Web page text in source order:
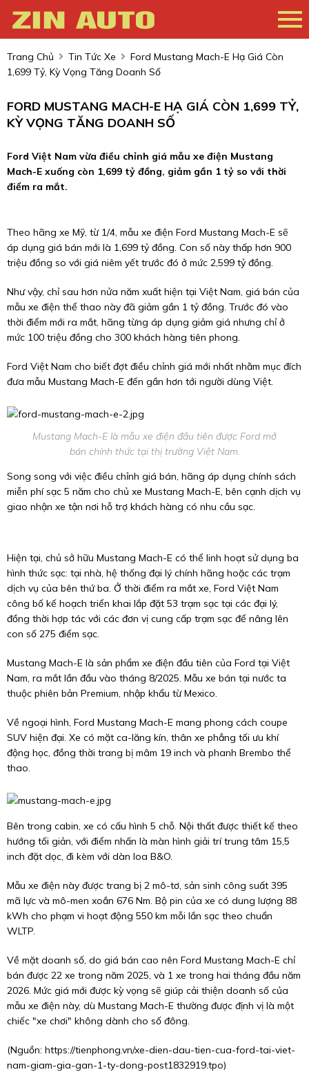
Trang Chủ Tin Tức Xe
Ford Mustang Mach-E Hạ Giá Còn
1,699 Tỷ, Kỳ Vọng Tăng Doanh Số
FORD MUSTANG MACH-E HẠ GIÁ CÒN 1,699 TỶ,
KỲ VỌNG TĂNG DOANH SỐ
Ford Việt Nam vừa điều chỉnh giá mẫu xe điện Mustang
Mach-E xuống còn 1,699 tỷ đồng, giảm gần 1 tỷ so với thời
điểm ra mắt.
Theo hãng xe Mỹ, từ 1/4, mẫu xe điện Ford Mustang Mach-E sẽ
áp dụng giá bán mới là 1,699 tỷ đồng. Con số này thấp hơn 900
triệu đồng so với giá niêm yết trước đó ở mức 2,599 tỷ đồng.
Như vậy, chỉ sau hơn nửa năm xuất hiện tại Việt Nam, giá bán của
mẫu xe điện thể thao này đã giảm gần 1 tỷ đồng. Trước đó vào
thời điểm mới ra mắt, hãng từng áp dụng giảm giá nhưng chỉ ở
mức 100 triệu đồng cho 300 khách hàng tiên phong.
Ford Việt Nam cho biết đợt điều chỉnh giá mới nhất nhằm mục đích
đưa mẫu Mustang Mach-E đến gần hơn tới người dùng Việt.
Mustang Mach-E là mẫu xe điện đầu tiên được Ford mở
bán chính thức tại thị trường Việt Nam.
Song song với việc điều chỉnh giá bán, hãng áp dụng chính sách
miễn phí sạc 5 năm cho chủ xe Mustang Mach-E, bên cạnh dịch vụ
giao nhận xe tận nơi hỗ trợ khách hàng có nhu cầu sạc.
Hiện tại, chủ sở hữu Mustang Mach-E có thể linh hoạt sử dụng ba
hình thức sạc: tại nhà, hệ thống đại lý chính hãng hoặc các trạm
dịch vụ của bên thứ ba. Ở thời điểm ra mắt xe, Ford Việt Nam
công bố kế hoạch triển khai lắp đặt 53 trạm sạc tại các đại lý,
đồng thời hợp tác với các đơn vị cung cấp trạm sạc để nâng lên
con số 275 điểm sạc.
Mustang Mach-E là sản phẩm xe điện đầu tiên của Ford tại Việt
Nam, ra mắt lần đầu vào tháng 8/2025. Mẫu xe bán tại nước ta
thuộc phiên bản Premium, nhập khẩu từ Mexico.
Về ngoại hình, Ford Mustang Mach-E mang phong cách coupe
SUV hiện đại. Xe có mặt ca-lăng kín, thân xe phẳng tối ưu khí
động học, đồng thời trang bị mâm 19 inch và phanh Brembo thể
thao.
Bên trong cabin, xe có cấu hình 5 chỗ. Nội thất được thiết kế theo
hướng tối giản, với điểm nhấn là màn hình giải trí trung tâm 15,5
inch đặt dọc, đi kèm với dàn loa B&O.
Mẫu xe điện này được trang bị 2 mô-tơ, sản sinh công suất 395
mã lực và mô-men xoắn 676 Nm. Bộ pin của xe có dung lượng 88
kWh cho phạm vi hoạt động 550 km mỗi lần sạc theo chuẩn
WLTP.
Về mặt doanh số, do giá bán cao nên Ford Mustang Mach-E chỉ
bán được 22 xe trong năm 2025, và 1 xe trong hai tháng đầu năm
2026. Mức giá mới được kỳ vọng sẽ giúp cải thiện doanh số của
mẫu xe điện này, dù Mustang Mach-E thường được định vị là một
chiếc "xe chơi" không dành cho số đông.
(Nguồn: https://tienphong.vn/xe-dien-dau-tien-cua-ford-tai-viet-
nam-giam-gia-gan-1-ty-dong-post1832919.tpo)